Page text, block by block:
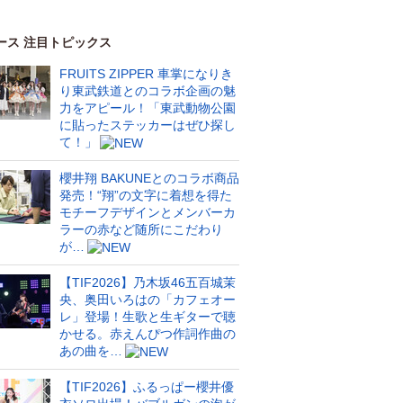
ス 注目トピックス
FRUITS ZIPPER 車掌になりき
り東武鉄道とのコラボ企画の魅
力をアピール！「東武動物公園
に貼ったステッカーはぜひ探し
て！」
櫻井翔 BAKUNEとのコラボ商品
発売！“翔”の文字に着想を得た
モチーフデザインとメンバーカ
ラーの赤など随所にこだわり
が…
【TIF2026】乃木坂46五百城茉
央、奥田いろはの「カフェオー
レ」登場！生歌と生ギターで聴
かせる。赤えんぴつ作詞作曲の
あの曲を…
【TIF2026】ふるっぱー櫻井優